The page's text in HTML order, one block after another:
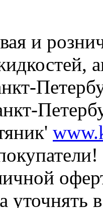
и
уточнять